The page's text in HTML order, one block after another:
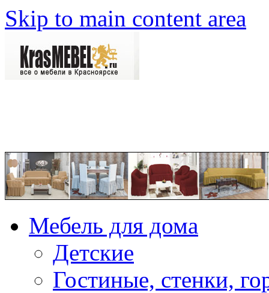
Skip to main content area
Мебель для дома
Детские
Гостиные, стенки,